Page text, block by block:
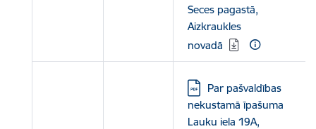
Seces pagastā,
Aizkraukles
novadā
Lejupielādēt:
Par pašvaldības
nekustamā īpašuma
Lauku iela 19A,